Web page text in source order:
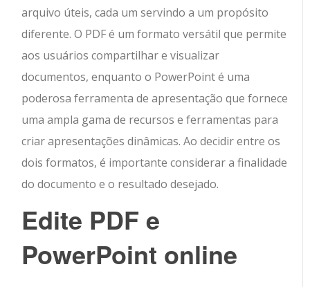
arquivo úteis, cada um servindo a um propósito
diferente. O PDF é um formato versátil que permite
aos usuários compartilhar e visualizar
documentos, enquanto o PowerPoint é uma
poderosa ferramenta de apresentação que fornece
uma ampla gama de recursos e ferramentas para
criar apresentações dinâmicas. Ao decidir entre os
dois formatos, é importante considerar a finalidade
do documento e o resultado desejado.
Edite PDF e
PowerPoint online